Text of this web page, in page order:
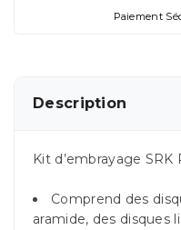
Paiement
Description
Kit d’embrayage
Comprend des
aramide, des disques